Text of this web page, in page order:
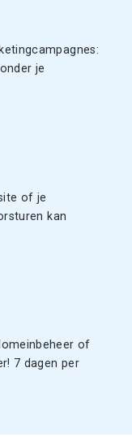
je
of je
kan
of
7 dagen per